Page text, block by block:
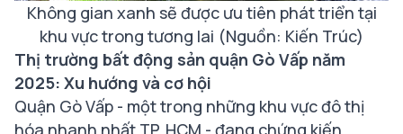
Không gian xanh sẽ được ưu tiên phát triển tại
khu vực trong tương lai (Nguồn: Kiến Trúc)
Thị trường bất động sản quận Gò Vấp năm
2025: Xu hướng và cơ hội
Quận Gò Vấp - một trong những khu vực đô thị
hóa nhanh nhất TP. HCM - đang chứng kiến